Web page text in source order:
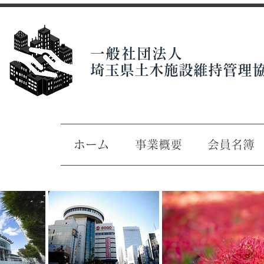
一般社団法人
埼玉県土木施設維持管理
ホーム 事業概要 会員名簿